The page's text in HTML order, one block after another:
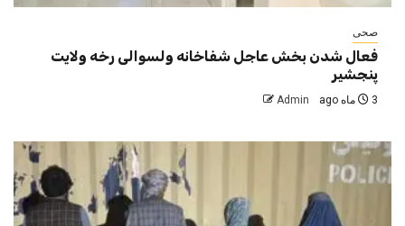
صحی
فعال شدن بخش عاجل شفاخانه ولسوالی رخه ولایت
پنجشیر
3 ماه ago Admin